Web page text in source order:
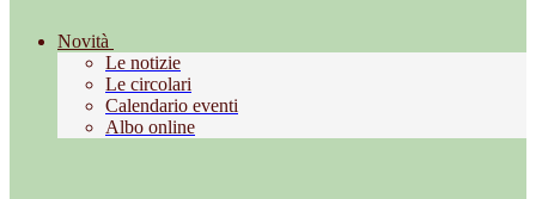
Novità
Le notizie
Le circolari
Calendario eventi
Albo online